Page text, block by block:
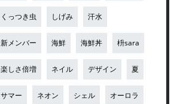
くっつき虫 しげみ 汗水
新メンバー 海鮮 海鮮丼 枡sara
楽しさ倍増 ネイル デザイン 夏
サマー ネオン シェル オーロラ